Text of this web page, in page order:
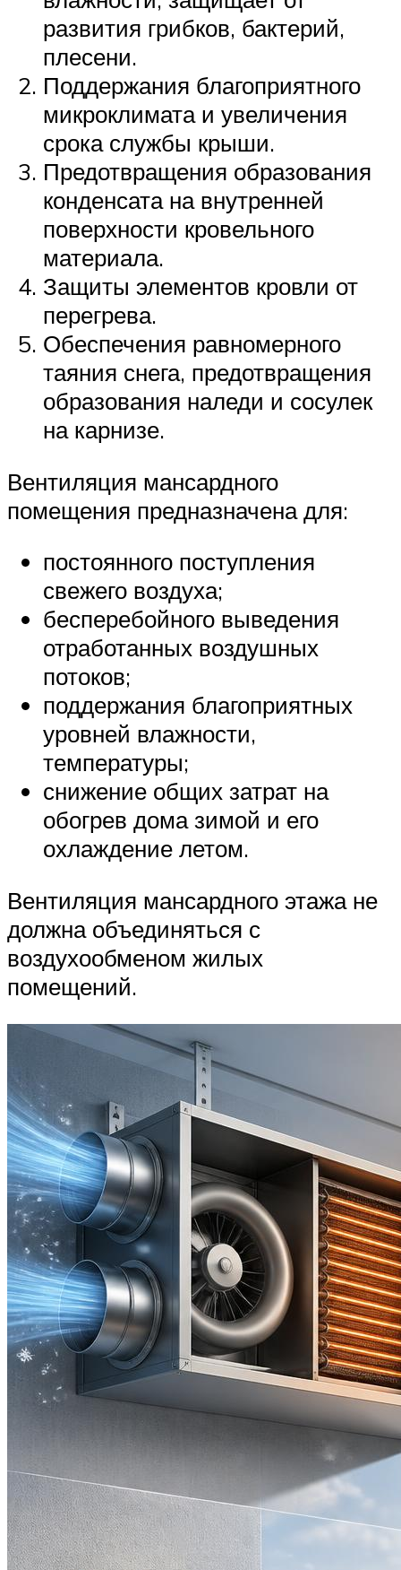
развития грибков, бактерий,
плесени.
Поддержания благоприятного
микроклимата и увеличения
срока службы крыши.
Предотвращения образования
конденсата на внутренней
поверхности кровельного
материала.
Защиты элементов кровли от
перегрева.
Обеспечения равномерного
таяния снега, предотвращения
образования наледи и сосулек
на карнизе.
Вентиляция мансардного
помещения предназначена для:
постоянного поступления
свежего воздуха;
бесперебойного выведения
отработанных воздушных
потоков;
поддержания благоприятных
уровней влажности,
температуры;
снижение общих затрат на
обогрев дома зимой и его
охлаждение летом.
Вентиляция мансардного этажа не
должна объединяться с
воздухообменом жилых
помещений.